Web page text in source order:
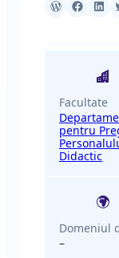
Facultate
pentru
Didactic
Domeniul
–